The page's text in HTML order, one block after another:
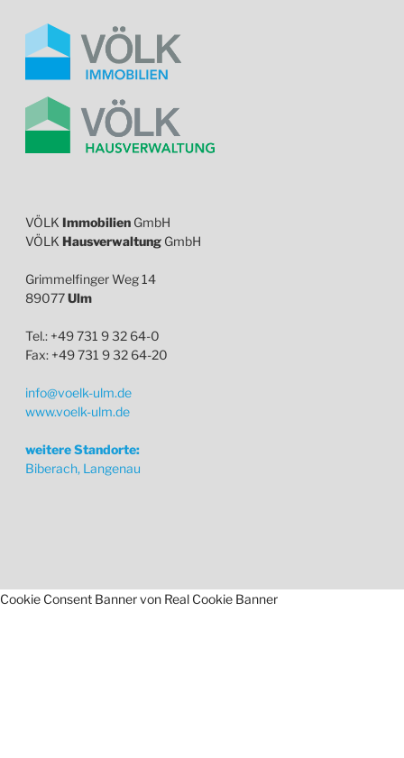
VÖLK Immobilien GmbH
VÖLK Hausverwaltung GmbH
Grimmelfinger Weg 14
89077Ulm
Tel.: +49 731 9 32 64-0
Fax: +49 731 9 32 64-20
info@voelk-ulm.de
www.voelk-ulm.de
weitere Standorte:
Biberach, Langenau
Cookie Consent Banner von Real Cookie Banner